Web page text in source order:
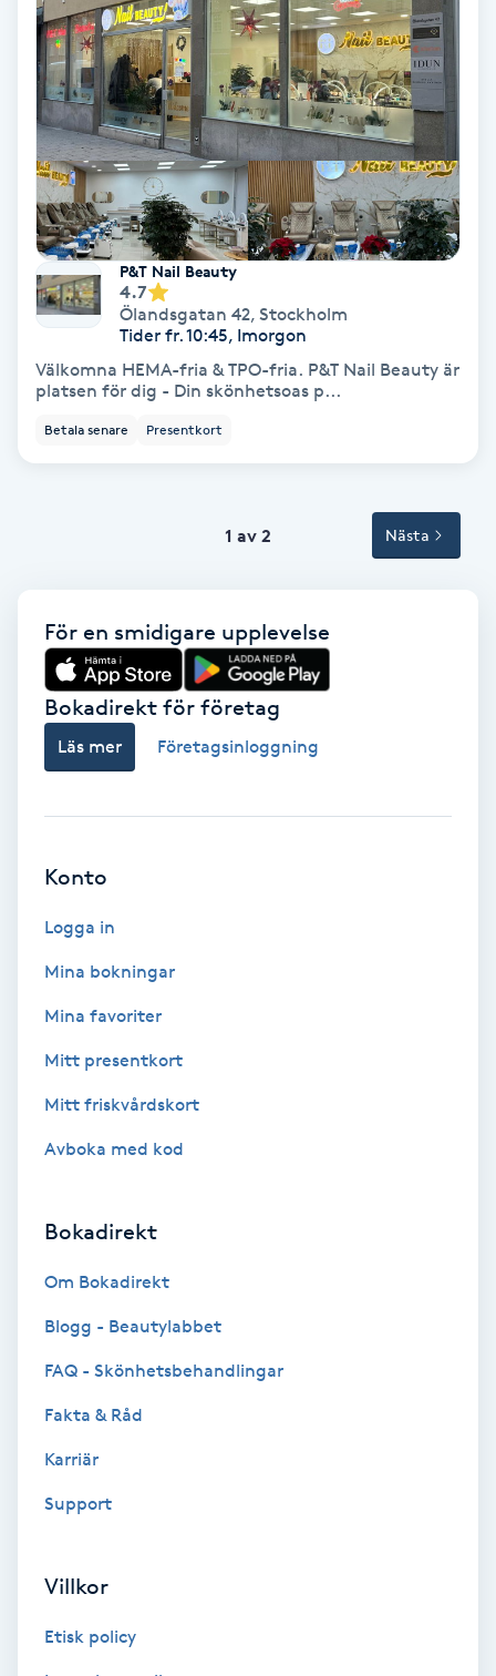
Tatuering
Tatueringsborttagning
Terapi
Thaimassage
Toning
Torr hårbotten
Torrborstning
Träning
Tvätt & Fön
Vaccination
Vaxning brasiliansk
Veterinär
Vinyasa Yoga
Vårtor
Yin Yoga
Yoga
Zonterapi
P&T Nail Beauty
4.7
Ölandsgatan 42, Stockholm
Tider fr. 10:45, Imorgon
Välkomna HEMA-fria & TPO-fria. P&T Nail Beauty är
platsen för dig - Din skönhetsoas p...
Betala senare Presentkort
1 av 2 Nästa
För en smidigare upplevelse
Bokadirekt för företag
Läs mer Företagsinloggning
Konto
Logga in
Mina bokningar
Mina favoriter
Mitt presentkort
Mitt friskvårdskort
Avboka med kod
Bokadirekt
Om Bokadirekt
Blogg - Beautylabbet
FAQ - Skönhetsbehandlingar
Fakta & Råd
Karriär
Support
Villkor
Etisk policy